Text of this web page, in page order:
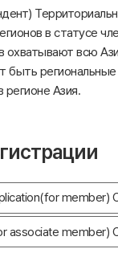
в статусе
охватывают всю
быть
Азия.
member)
associate member)